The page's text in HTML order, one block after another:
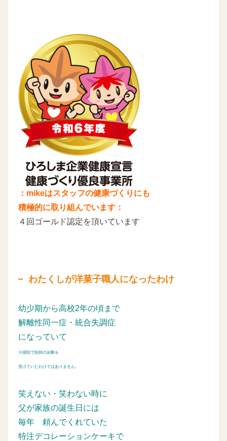
：mikeはスタッフの健康づくりにも
積極的に取り組んでいます：
４回ゴールド認定を頂いています
わたくしが洋菓子職人になったわけ
幼少期から高校2年の頃まで
解離性同一症・統合失調症
になっていて
※病院で医師の診断を
受けていたわけではありません。
笑えない・笑わない時に
父が家族の誕生日には
毎年 頼んでくれていた
特注デコレーションケーキで